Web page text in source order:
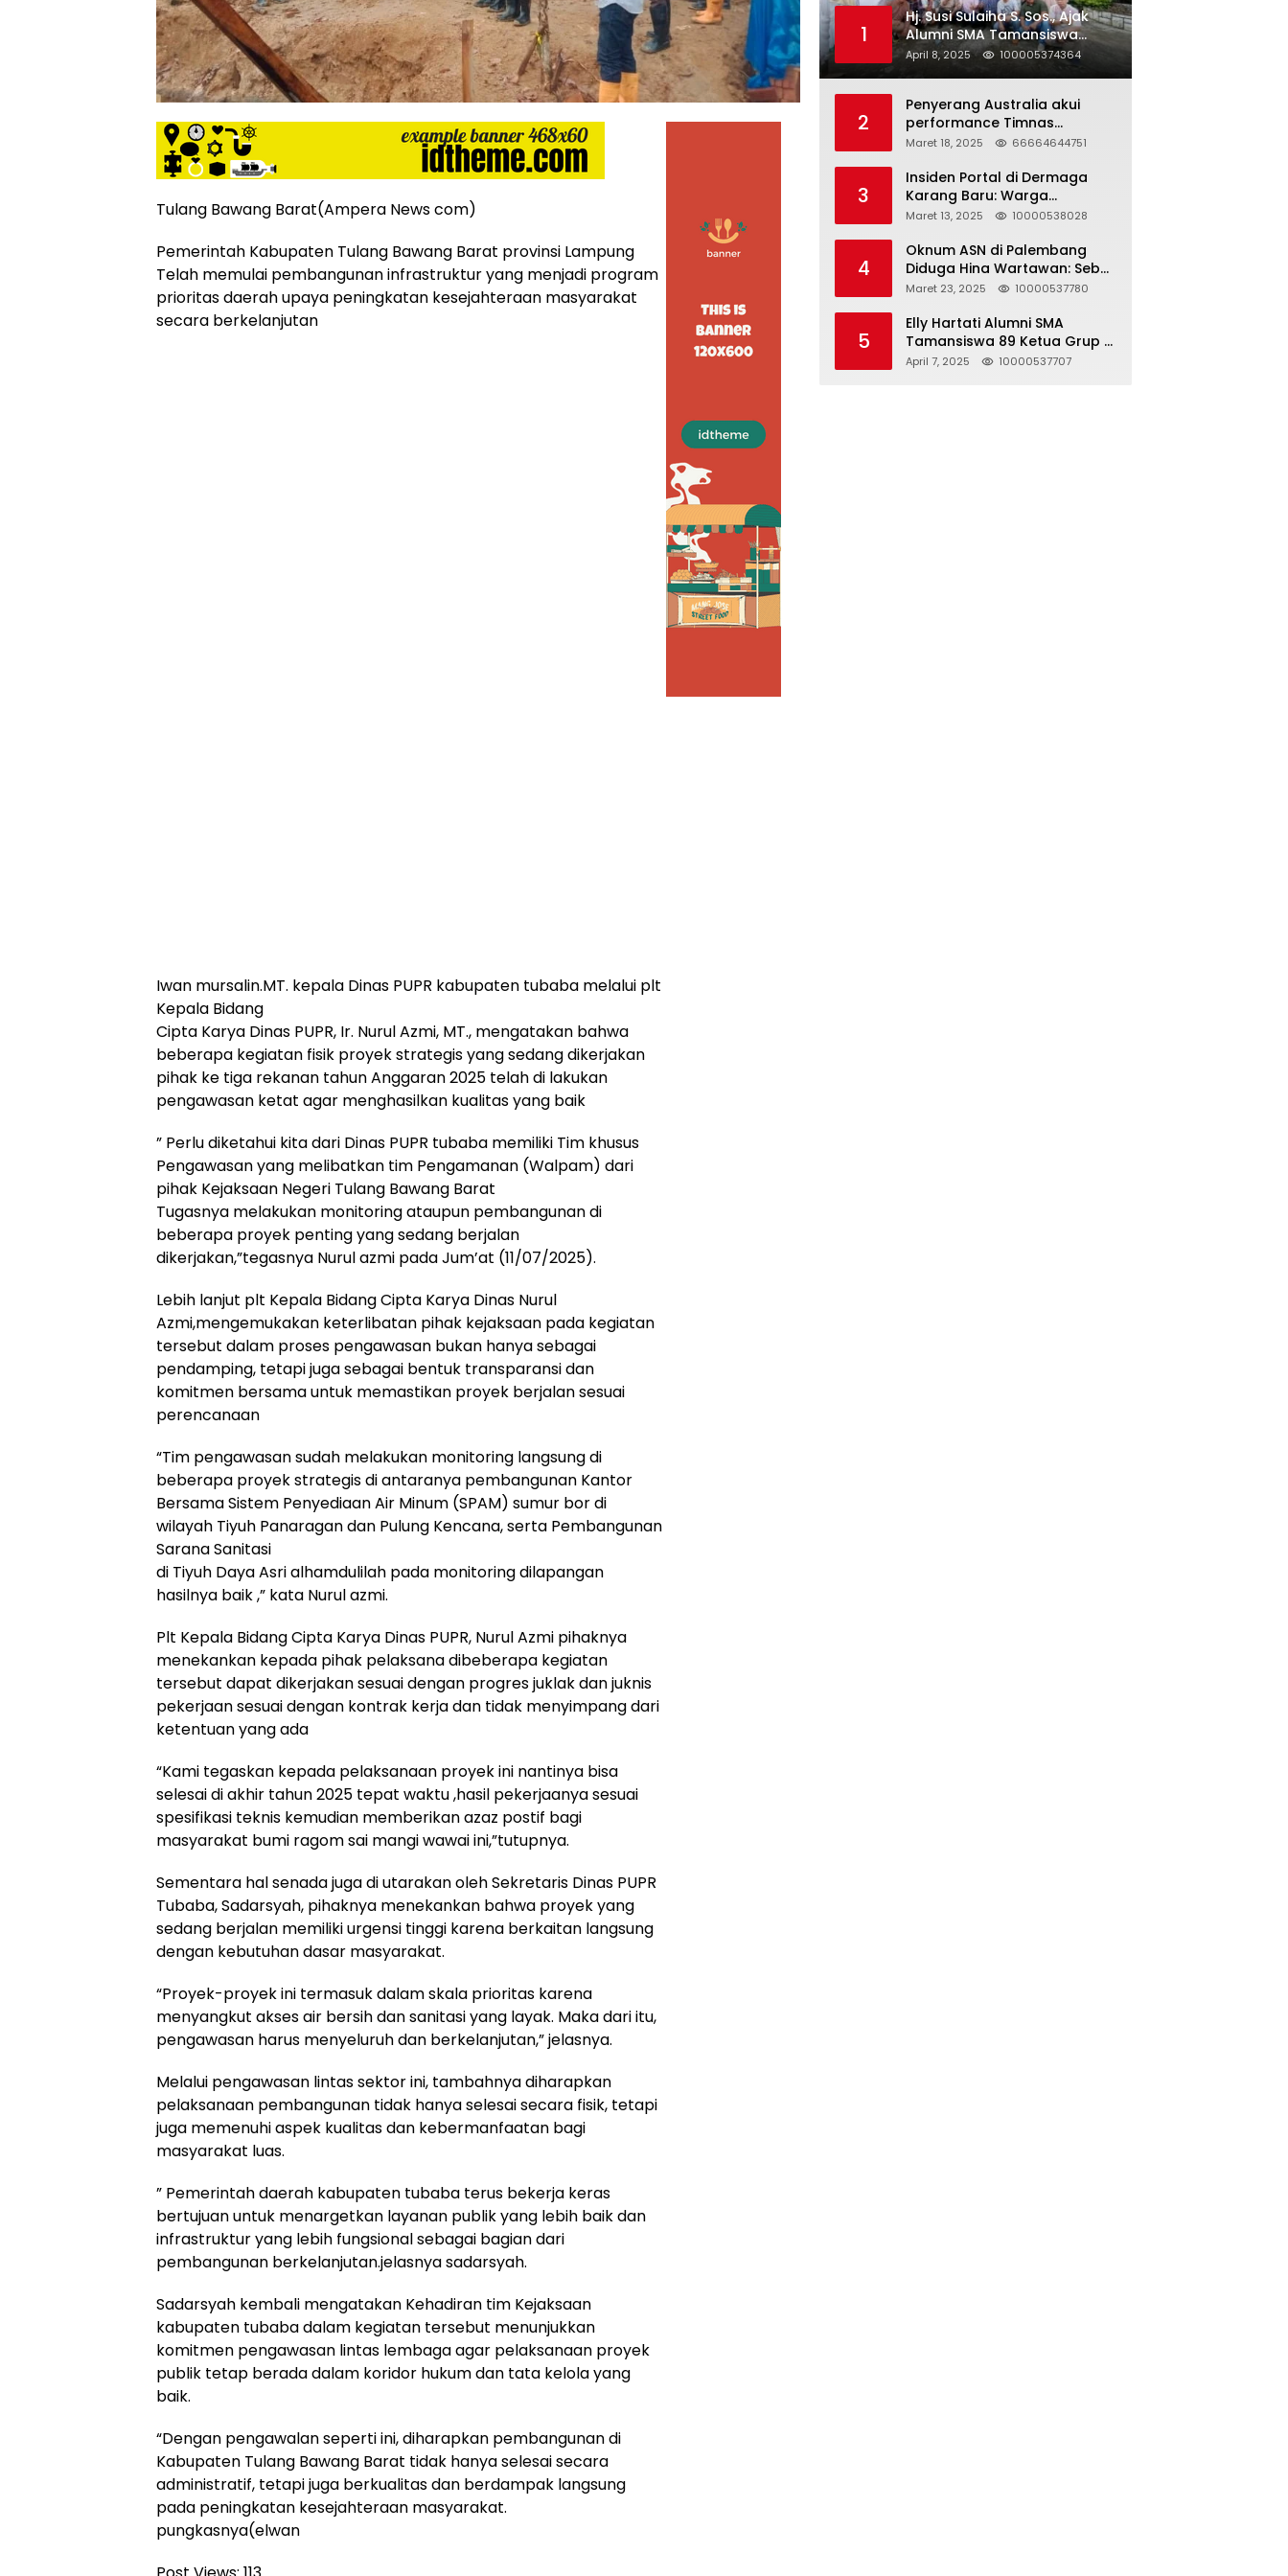
siber
lebih
eksklusif,
bergaya
trendi,
mengandung
unsur
edukasi,
gaya
hiburan,
dari
SARA,
narkoba
dan
Tulang Bawang Barat(Ampera News com)
Pemerintah Kabupaten Tulang Bawang Barat provinsi Lampung
Telah memulai pembangunan infrastruktur yang menjadi program
prioritas daerah upaya peningkatan kesejahteraan masyarakat
secara berkelanjutan
Iwan mursalin.MT. kepala Dinas PUPR kabupaten tubaba melalui plt
Kepala Bidang
Cipta Karya Dinas PUPR, Ir. Nurul Azmi, MT., mengatakan bahwa
beberapa kegiatan fisik proyek strategis yang sedang dikerjakan
pihak ke tiga rekanan tahun Anggaran 2025 telah di lakukan
pengawasan ketat agar menghasilkan kualitas yang baik
” Perlu diketahui kita dari Dinas PUPR tubaba memiliki Tim khusus
Pengawasan yang melibatkan tim Pengamanan (Walpam) dari
pihak Kejaksaan Negeri Tulang Bawang Barat
Tugasnya melakukan monitoring ataupun pembangunan di
beberapa proyek penting yang sedang berjalan
dikerjakan,”tegasnya Nurul azmi pada Jum’at (11/07/2025).
Lebih lanjut plt Kepala Bidang Cipta Karya Dinas Nurul
Azmi,mengemukakan keterlibatan pihak kejaksaan pada kegiatan
tersebut dalam proses pengawasan bukan hanya sebagai
pendamping, tetapi juga sebagai bentuk transparansi dan
komitmen bersama untuk memastikan proyek berjalan sesuai
perencanaan
“Tim pengawasan sudah melakukan monitoring langsung di
beberapa proyek strategis di antaranya pembangunan Kantor
Bersama Sistem Penyediaan Air Minum (SPAM) sumur bor di
wilayah Tiyuh Panaragan dan Pulung Kencana, serta Pembangunan
Sarana Sanitasi
di Tiyuh Daya Asri alhamdulilah pada monitoring dilapangan
hasilnya baik ,” kata Nurul azmi.
Plt Kepala Bidang Cipta Karya Dinas PUPR, Nurul Azmi pihaknya
menekankan kepada pihak pelaksana dibeberapa kegiatan
tersebut dapat dikerjakan sesuai dengan progres juklak dan juknis
pekerjaan sesuai dengan kontrak kerja dan tidak menyimpang dari
ketentuan yang ada
“Kami tegaskan kepada pelaksanaan proyek ini nantinya bisa
selesai di akhir tahun 2025 tepat waktu ,hasil pekerjaanya sesuai
spesifikasi teknis kemudian memberikan azaz postif bagi
masyarakat bumi ragom sai mangi wawai ini,”tutupnya.
Sementara hal senada juga di utarakan oleh Sekretaris Dinas PUPR
Tubaba, Sadarsyah, pihaknya menekankan bahwa proyek yang
sedang berjalan memiliki urgensi tinggi karena berkaitan langsung
dengan kebutuhan dasar masyarakat.
“Proyek-proyek ini termasuk dalam skala prioritas karena
menyangkut akses air bersih dan sanitasi yang layak. Maka dari itu,
pengawasan harus menyeluruh dan berkelanjutan,” jelasnya.
Melalui pengawasan lintas sektor ini, tambahnya diharapkan
pelaksanaan pembangunan tidak hanya selesai secara fisik, tetapi
juga memenuhi aspek kualitas dan kebermanfaatan bagi
masyarakat luas.
” Pemerintah daerah kabupaten tubaba terus bekerja keras
bertujuan untuk menargetkan layanan publik yang lebih baik dan
infrastruktur yang lebih fungsional sebagai bagian dari
pembangunan berkelanjutan.jelasnya sadarsyah.
Sadarsyah kembali mengatakan Kehadiran tim Kejaksaan
kabupaten tubaba dalam kegiatan tersebut menunjukkan
komitmen pengawasan lintas lembaga agar pelaksanaan proyek
publik tetap berada dalam koridor hukum dan tata kelola yang
baik.
“Dengan pengawalan seperti ini, diharapkan pembangunan di
Kabupaten Tulang Bawang Barat tidak hanya selesai secara
administratif, tetapi juga berkualitas dan berdampak langsung
pada peningkatan kesejahteraan masyarakat.
pungkasnya(elwan
1
Hj. Susi Sulaiha S. Sos., Ajak
Alumni SMA Tamansiswa
Palembang Angkatan 91 Halal
Bihalal
April 8, 2025 100005374364
2
Penyerang Australia akui
performance Timnas
Indonesia
Maret 18, 2025 66664644751
3
Insiden Portal di Dermaga
Karang Baru: Warga
Klarifikasi dan Kritik
Akurat
Maret 13, 2025 10000538028
4
Oknum ASN di Palembang
Diduga Hina Wartawan: Sebut
Profesi Jurnalis Hanya
Berujung Dugaan
Pelanggaran UU ITE!
Maret 23, 2025 10000537780
5
Elly Hartati Alumni SMA
Tamansiswa 89 Ketua Grup S
4 Laksanakan Giat
April 7, 2025 10000537707